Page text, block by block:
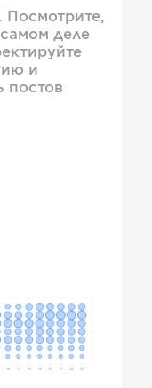
Посмотрите,
деле
и
постов